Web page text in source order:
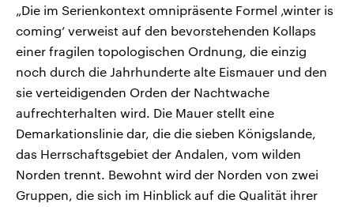
„Die im Serienkontext omnipräsente Formel ‚winter is
coming‘ verweist auf den bevorstehenden Kollaps
einer fragilen topologischen Ordnung, die einzig
noch durch die Jahrhunderte alte Eismauer und den
sie verteidigenden Orden der Nachtwache
aufrechterhalten wird. Die Mauer stellt eine
Demarkationslinie dar, die die sieben Königslande,
das Herrschaftsgebiet der Andalen, vom wilden
Norden trennt. Bewohnt wird der Norden von zwei
Gruppen, die sich im Hinblick auf die Qualität ihrer